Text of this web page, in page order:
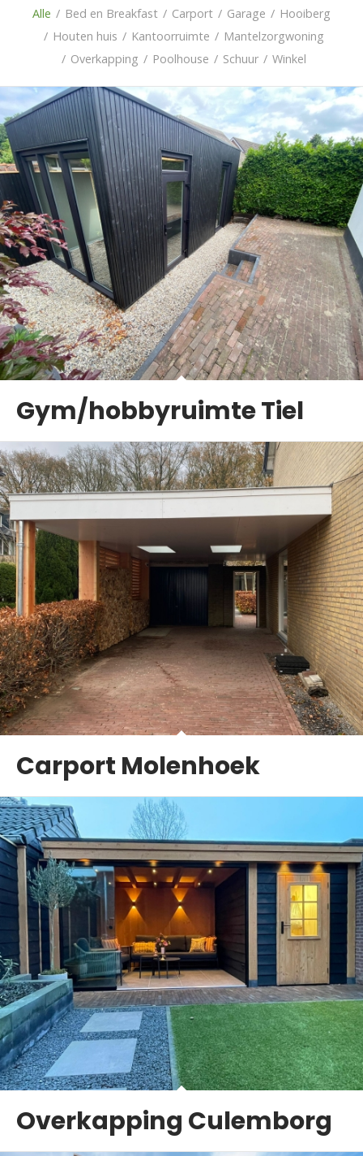
Alle / Bed en Breakfast / Carport / Garage / Hooiberg
/ Houten huis / Kantoorruimte / Mantelzorgwoning
/ Overkapping / Poolhouse / Schuur / Winkel
Gym/hobbyruimte Tiel
Carport Molenhoek
Overkapping Culemborg